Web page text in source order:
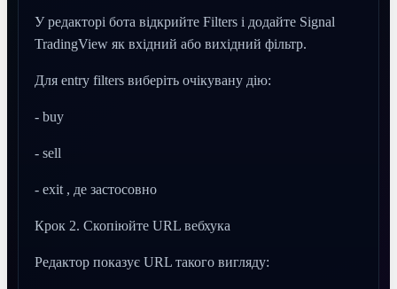
У редакторі бота відкрийте Filters і додайте Signal
TradingView як вхідний або вихідний фільтр.
Для entry filters виберіть очікувану дію:
- buy
- sell
- exit , де застосовно
Крок 2. Скопіюйте URL вебхука
Редактор показує URL такого вигляду: